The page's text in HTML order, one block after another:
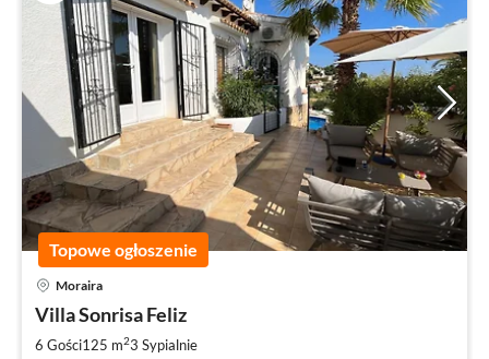
Topowe ogłoszenie
Moraira
Villa Sonrisa Feliz
6 Gości125 m23 Sypialnie